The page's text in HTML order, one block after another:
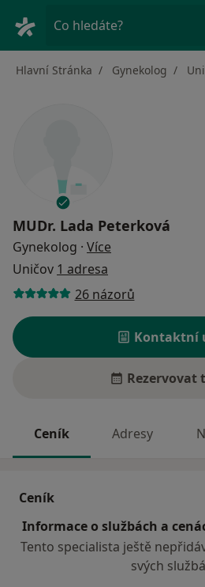
Co hledáte?
Hlavní Stránka Gynekolog
MUDr. Lada Peterková
Gynekolog · Více
Uničov 1 adresa
26 názorů
Kontaktní
Rezervovat
Ceník Adresy
Ceník
Informace o službách a
Tento specialista ještě
svých